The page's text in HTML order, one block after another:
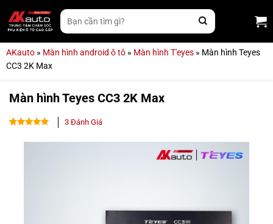
qua
nội
Tìm
kiếm:
AKauto » Màn hình android ô tô » Màn hình T'eyes » Màn hình Teyes
CC3 2K Max
Màn hình Teyes CC3 2K Max
3Đánh Giá